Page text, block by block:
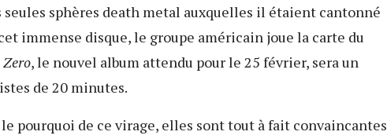
sphères death metal auxquelles il étaient cantonné
immense disque, le groupe américain joue la carte du
, le nouvel album attendu pour le 25 février, sera un
de 20 minutes.
pourquoi de ce virage, elles sont tout à fait convaincantes